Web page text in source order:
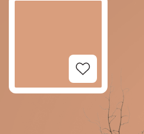
Add to Wishlist